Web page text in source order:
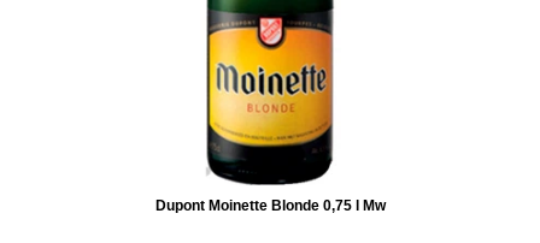
Dupont Moinette Blonde 0,75 l Mw